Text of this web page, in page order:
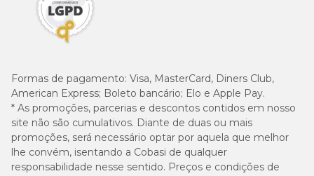
Formas de pagamento: Visa, MasterCard, Diners Club,
American Express; Boleto bancário; Elo e Apple Pay.
* As promoções, parcerias e descontos contidos em nosso
site não são cumulativos. Diante de duas ou mais
promoções, será necessário optar por aquela que melhor
lhe convém, isentando a Cobasi de qualquer
responsabilidade nesse sentido. Preços e condições de